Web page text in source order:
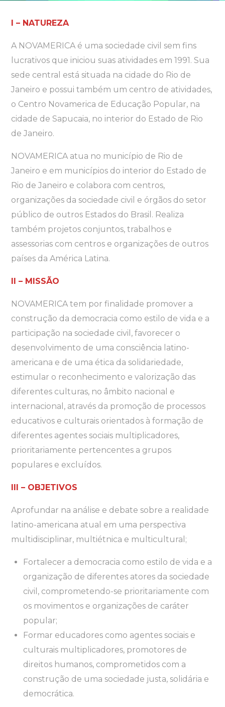
I – NATUREZA
A NOVAMERICA é uma sociedade civil sem fins
lucrativos que iniciou suas atividades em 1991. Sua
sede central está situada na cidade do Rio de
Janeiro e possui também um centro de atividades,
o Centro Novamerica de Educação Popular, na
cidade de Sapucaia, no interior do Estado de Rio
de Janeiro.
NOVAMERICA atua no município de Rio de
Janeiro e em municípios do interior do Estado de
Rio de Janeiro e colabora com centros,
organizações da sociedade civil e órgãos do setor
público de outros Estados do Brasil. Realiza
também projetos conjuntos, trabalhos e
assessorias com centros e organizações de outros
países da América Latina.
II – MISSÃO
NOVAMERICA tem por finalidade promover a
construção da democracia como estilo de vida e a
participação na sociedade civil, favorecer o
desenvolvimento de uma consciência latino-
americana e de uma ética da solidariedade,
estimular o reconhecimento e valorização das
diferentes culturas, no âmbito nacional e
internacional, através da promoção de processos
educativos e culturais orientados à formação de
diferentes agentes sociais multiplicadores,
prioritariamente pertencentes a grupos
populares e excluídos.
III – OBJETIVOS
Aprofundar na análise e debate sobre a realidade
latino-americana atual em uma perspectiva
multidisciplinar, multiétnica e multicultural;
Fortalecer a democracia como estilo de vida e a
organização de diferentes atores da sociedade
civil, comprometendo-se prioritariamente com
os movimentos e organizações de caráter
popular;
Formar educadores como agentes sociais e
culturais multiplicadores, promotores de
direitos humanos, comprometidos com a
construção de uma sociedade justa, solidária e
democrática.